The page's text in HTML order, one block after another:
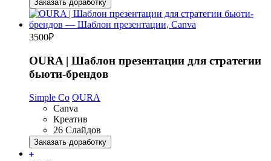
Заказать доработку
3500₽
OURA | Шаблон презентации для стратегии
бьюти-брендов
Simple Co OURA
Canva
Креатив
26 Слайдов
Заказать доработку